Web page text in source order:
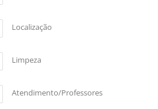
Localização
Limpeza
Atendimento/Professores